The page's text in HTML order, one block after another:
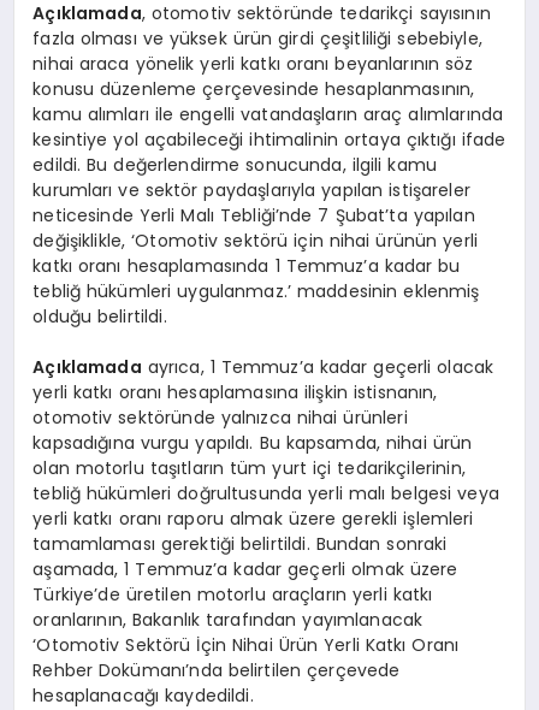
Açıklamada, otomotiv sektöründe tedarikçi sayısının
fazla olması ve yüksek ürün girdi çeşitliliği sebebiyle,
nihai araca yönelik yerli katkı oranı beyanlarının söz
konusu düzenleme çerçevesinde hesaplanmasının,
kamu alımları ile engelli vatandaşların araç alımlarında
kesintiye yol açabileceği ihtimalinin ortaya çıktığı ifade
edildi. Bu değerlendirme sonucunda, ilgili kamu
kurumları ve sektör paydaşlarıyla yapılan istişareler
neticesinde Yerli Malı Tebliği’nde 7 Şubat’ta yapılan
değişiklikle, ‘Otomotiv sektörü için nihai ürünün yerli
katkı oranı hesaplamasında 1 Temmuz’a kadar bu
tebliğ hükümleri uygulanmaz.’ maddesinin eklenmiş
olduğu belirtildi.
Açıklamada ayrıca, 1 Temmuz’a kadar geçerli olacak
yerli katkı oranı hesaplamasına ilişkin istisnanın,
otomotiv sektöründe yalnızca nihai ürünleri
kapsadığına vurgu yapıldı. Bu kapsamda, nihai ürün
olan motorlu taşıtların tüm yurt içi tedarikçilerinin,
tebliğ hükümleri doğrultusunda yerli malı belgesi veya
yerli katkı oranı raporu almak üzere gerekli işlemleri
tamamlaması gerektiği belirtildi. Bundan sonraki
aşamada, 1 Temmuz’a kadar geçerli olmak üzere
Türkiye’de üretilen motorlu araçların yerli katkı
oranlarının, Bakanlık tarafından yayımlanacak
‘Otomotiv Sektörü İçin Nihai Ürün Yerli Katkı Oranı
Rehber Dokümanı’nda belirtilen çerçevede
hesaplanacağı kaydedildi.